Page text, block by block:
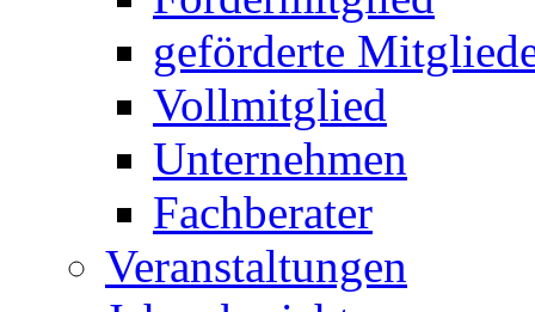
geförderte
Vollmitglied
Unternehmen
Fachberater
Veranstaltungen